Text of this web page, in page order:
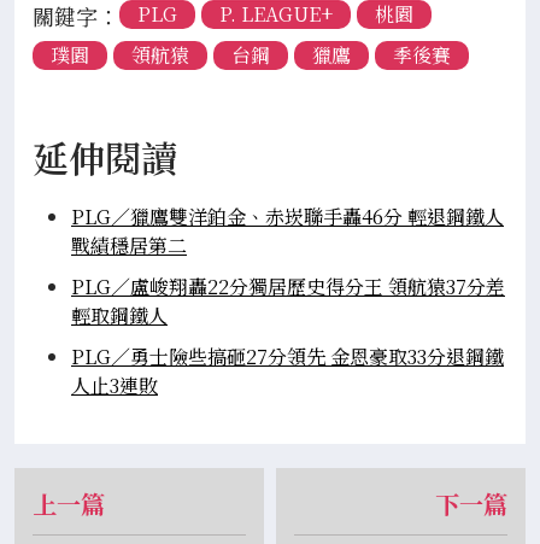
關鍵字： PLG P. LEAGUE+
桃園
璞園
領航猿 台鋼 獵鷹 季後賽
延伸閱讀
PLG／獵鷹雙洋鉑金、赤崁聯手轟46分 輕退鋼鐵人
戰績穩居第二
PLG／盧峻翔轟22分獨居歷史得分王 領航猿37分差
輕取鋼鐵人
PLG／勇士險些搞砸27分領先 金恩豪取33分退鋼鐵
人止3連敗
上一篇 下一篇